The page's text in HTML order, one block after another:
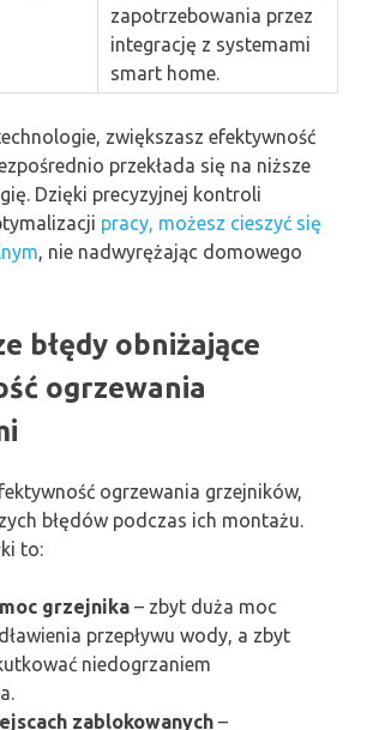
zapotrzebowania przez
integrację z systemami
smart home.
zwiększasz efektywność
przekłada się na niższe
Dzięki precyzyjnej kontroli
pracy, możesz cieszyć się
, nie nadwyrężając domowego
błędy obniżające
ogrzewania
ogrzewania grzejników,
błędów podczas ich montażu.
to:
grzejnika – zbyt duża moc
przepływu wody, a zbyt
niedogrzaniem
zablokowanych –